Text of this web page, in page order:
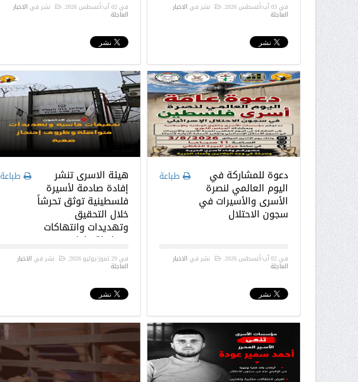
في03 آب/أغسطس 2026 . نشر في الاخبار
العاجلة
طباعة دعوة للمشاركة في
اليوم العالمي لنصرة
الأسرى والأسيرات في
سجون الاحتلال
في02 آب/أغسطس 2026 . نشر في الاخبار
العاجلة
في02 آب/أغسطس 2026 . نشر في الاخبار
العاجلة
طباعة هيئة الاسرى تنشر
إفادة صادمة لأسيرة
فلسطينية توثق تحرشاً
خلال التحقيق
وتهديدات وانتهاكات
متواصلة داخل سجون
الاحتلال
في29 تموز/يوليو 2026 . نشر في الاخبار
العاجلة